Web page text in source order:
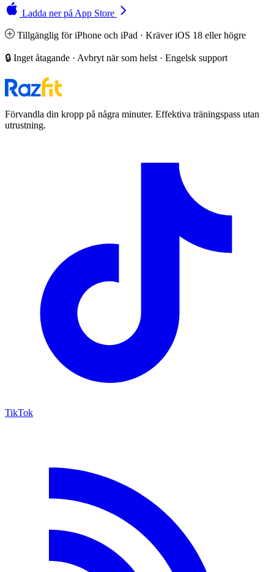
Ladda ner på App Store
Tillgänglig för iPhone och iPad · Kräver iOS 18 eller högre
🔒 Inget åtagande · Avbryt när som helst · Engelsk support
Förvandla din kropp på några minuter. Effektiva träningspass utan
utrustning.
TikTok